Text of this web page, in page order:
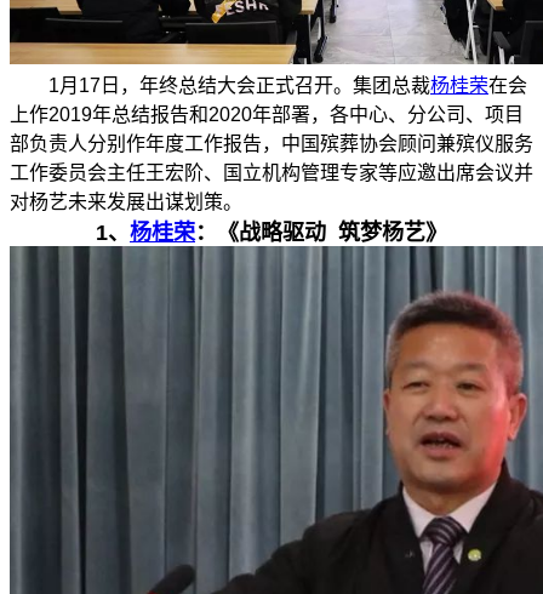
1月17日，年终总结大会正式召开。集团总裁杨桂荣在会
上作2019年总结报告和2020年部署，各中心、分公司、项目
部负责人分别作年度工作报告，中国殡葬协会顾问兼殡仪服务
工作委员会主任王宏阶、国立机构管理专家等应邀出席会议并
对杨艺未来发展出谋划策。
1、 杨桂荣：《战略驱动 筑梦杨艺》